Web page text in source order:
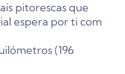
pitorescas que
espera por ti com
(196